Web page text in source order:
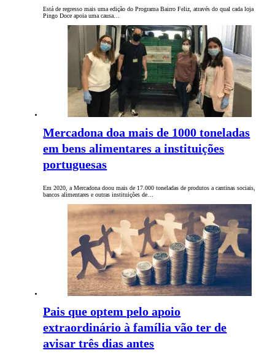
Está de regresso mais uma edição do Programa Bairro Feliz, através do qual cada loja
Pingo Doce apoia uma causa…
Mercadona doa mais de 1000 toneladas
em bens alimentares a instituições
portuguesas
Em 2020, a Mercadona doou mais de 17.000 toneladas de produtos a cantinas sociais,
bancos alimentares e outras instituições de…
Pais que optem pelo apoio
extraordinário à família vão ter de
avisar três dias antes